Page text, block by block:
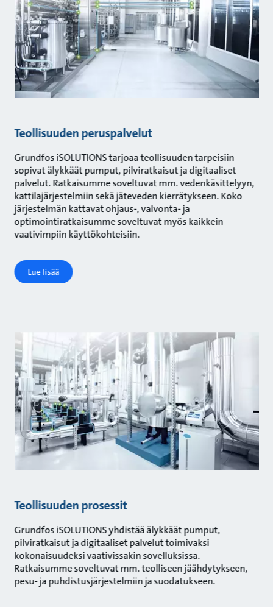
Teollisuuden peruspalvelut
Grundfos iSOLUTIONS tarjoaa teollisuuden tarpeisiin
sopivat älykkäät pumput, pilviratkaisut ja digitaaliset
palvelut. Ratkaisumme soveltuvat mm. vedenkäsittelyyn,
kattilajärjestelmiin sekä jäteveden kierrätykseen. Koko
järjestelmän kattavat ohjaus-, valvonta- ja
optimointiratkaisumme soveltuvat myös kaikkein
vaativimpiin käyttökohteisiin.
Lue lisää
Teollisuuden prosessit
Grundfos iSOLUTIONS yhdistää älykkäät pumput,
pilviratkaisut ja digitaaliset palvelut toimivaksi
kokonaisuudeksi vaativissakin sovelluksissa.
Ratkaisumme soveltuvat mm. teolliseen jäähdytykseen,
pesu- ja puhdistusjärjestelmiin ja suodatukseen.